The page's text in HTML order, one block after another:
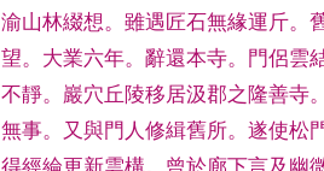
渝山林綴想。雖遇匠石無緣運斤。
望。 大業六年。辭還本寺。
門侶雲
不靜。 巖穴丘陵移居汲郡之隆善寺
無事。 又與門 人修緝舊所。遂使松